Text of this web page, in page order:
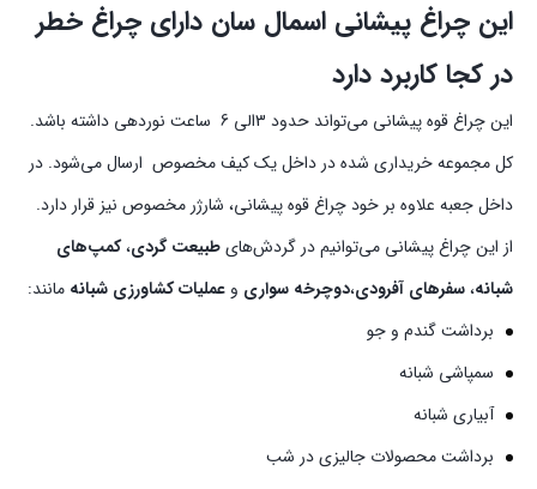
این چراغ پیشانی اسمال سان دارای چراغ خطر
در کجا کاربرد دارد
این چراغ قوه پیشانی می‌تواند حدود 3الی 6 ساعت نوردهی داشته باشد.
کل مجموعه خریداری شده در داخل یک کیف مخصوص ارسال می‌شود. در
داخل جعبه علاوه بر خود چراغ قوه پیشانی، شارژر مخصوص نیز قرار دارد.
از این چراغ پیشانی می‌توانیم در گردش‌هایطبیعت گردی،کمپ‌های
شبانه،سفرهای آفرودی،دوچرخه سواری و عملیات کشاورزی شبانه مانند:
برداشت گندم و جو
سمپاشی شبانه
آبیاری شبانه
برداشت محصولات جالیزی در شب